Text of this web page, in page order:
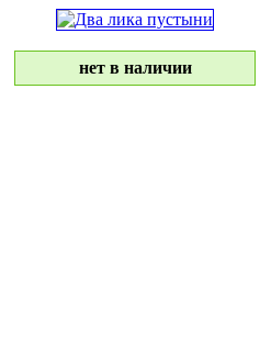
нет в наличии